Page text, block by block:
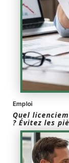
Emploi
Quel
? Évitez les